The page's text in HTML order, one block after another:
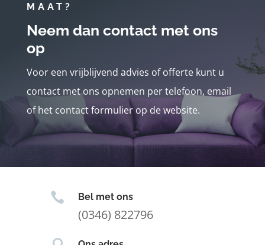
MAAT?
Neem dan contact met ons
op
Voor een vrijblijvend advies of offerte kunt u
contact met ons opnemen per telefoon, email
of het contact formulier op de website.
 Bel met ons
(0346) 822796